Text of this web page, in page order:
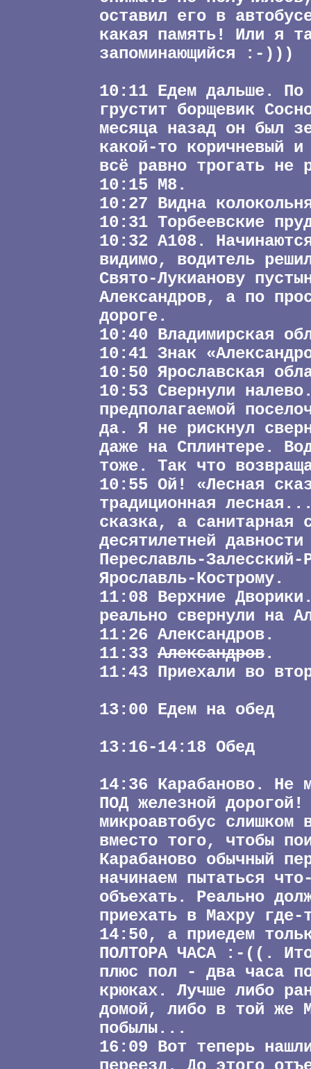
оставил его в
какая память! Или я
запоминающийся :-)))
10:11 Едем дальше. По
грустит борщевик
месяца назад он был
какой-то коричневый
всё равно трогать не
10:15 М8.
10:27 Видна
10:31 Торбеевские
10:32 А108.
видимо, водитель
Свято-Лукианову
Александров, а по
дороге.
10:40 Владимирская
10:41 Знак
10:50 Ярославская
10:53 Свернули
предполагаемой
да. Я не рискнул
даже на Сплинтере.
тоже. Так что
10:55 Ой! «Лесная
традиционная
сказка, а санитарная
десятилетней
Переславль-Залесский-
Ярославль-Кострому.
11:08 Верхние
реально свернули на
11:26 Александров.
11:33 Александров.
11:43 Приехали во
13:00 Едем на обед
13:16-14:18 Обед
14:36 Карабаново. Не
ПОД железной дорогой!
микроавтобус слишком
вместо того, чтобы
Карабаново обычный
начинаем пытаться
объехать. Реально
приехать в Махру
14:50, а приедем
ПОЛТОРА ЧАСА :-((.
плюс пол - два часа
крюках. Лучше либо
домой, либо в той же
побылы...
16:09 Вот теперь